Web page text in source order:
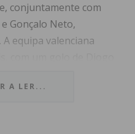
conjuntamente com
Gonçalo Neto,
equipa valenciana
a equipa
A LER...